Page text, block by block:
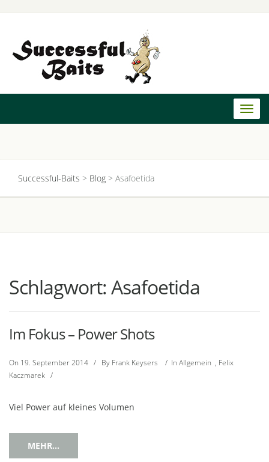
Successful-Baits > Blog > Asafoetida
Schlagwort: Asafoetida
Im Fokus – Power Shots
On 19. September 2014 / By Frank Keysers / In Allgemein , Felix
Kaczmarek /
Viel Power auf kleines Volumen
MEHR...